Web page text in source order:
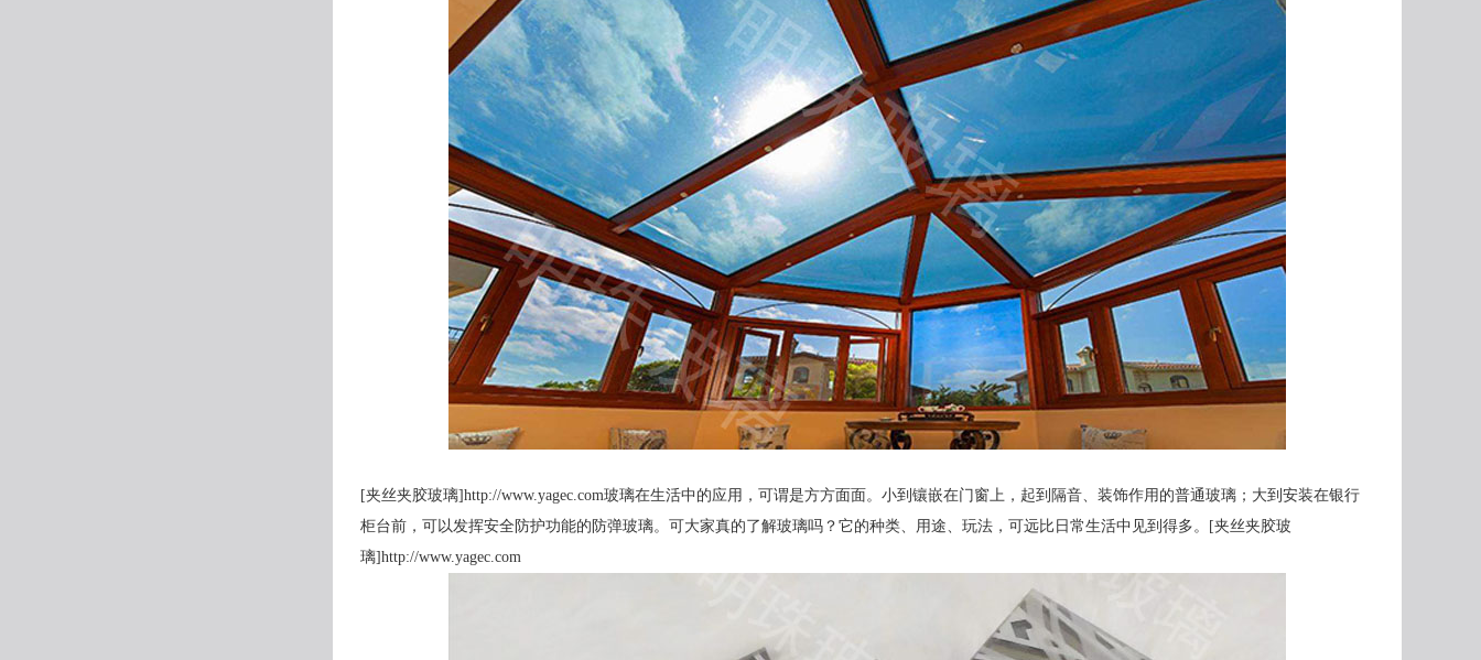
[夹丝夹胶玻璃]http://www.yagec.com玻璃在生活中的应用，可谓是方方面面。小到镶嵌在门窗上，起到隔音、装饰作用的普通玻璃；大到安装在银行
柜台前，可以发挥安全防护功能的防弹玻璃。可大家真的了解玻璃吗？它的种类、用途、玩法，可远比日常生活中见到得多。[夹丝夹胶玻
璃]http://www.yagec.com